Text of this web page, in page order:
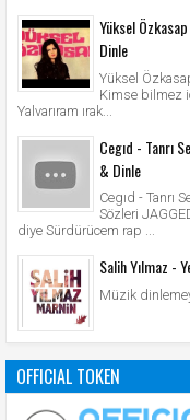
Yüksel
Dinle
Yüksel
Kimse bilmez
Yalvarıram ırak...
Cegıd - Tanrı
& Dinle
Cegıd - Tanrı
Sözleri
diye Sürdürücem rap ...
Salih Yılmaz -
Müzik
OFFICIAL TOKEN